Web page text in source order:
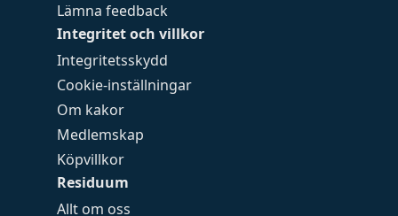
Lämna feedback
Integritet och villkor
Integritetsskydd
Cookie-inställningar
Om kakor
Medlemskap
Köpvillkor
Residuum
Allt om oss